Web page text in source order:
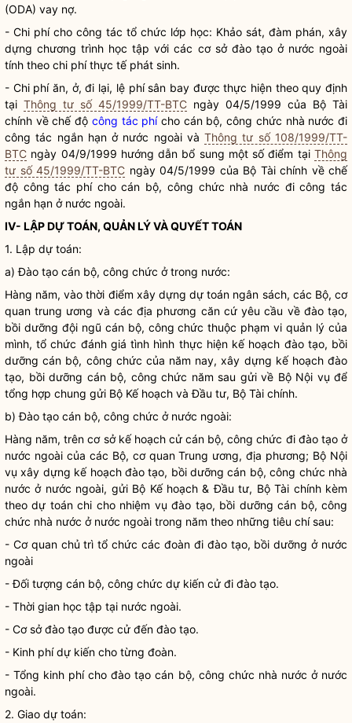
(ODA) vay nợ.
- Chi phícho công tác tổ chức lớp học: Khảo sát, đàm phán, xây
dựng chương trình học tập với các cơ sở đào tạo ở nước ngoài
tính theo chi phíthực tế phát sinh.
- Chi phíăn, ở, đi lại, lệ phí sân bay được thực hiện theo quy định
tại Thông tư số 45/1999/TT-BTC ngày 04/5/1999 của Bộ Tài
chính về chế độ công tác phícho cán bộ, công chức nhà nước đi
công tác ngắn hạn ở nước ngoài vàThông tư số 108/1999/TT-
BTC ngày 04/9/1999 hướng dẫn bổ sung một số điểm tại Thông
tư số 45/1999/TT-BTC ngày 04/5/1999 của Bộ Tài chính về chế
độ công tác phícho cán bộ, công chức nhà nước đi công tác
ngắn hạn ở nước ngoài.
IV- LẬP DỰ TOÁN, QUẢN LÝ VÀ QUYẾT TOÁN
1. Lập dự toán:
a) Đào tạo cán bộ, công chức ở trong nước:
Hàng năm, vào thời điểm xây dựng dự toán ngân sách, các Bộ, cơ
quan trung ương và các địa phương căn cứ yêu cầu về đào tạo,
bồi dưỡng đội ngũ cán bộ, công chức thuộc phạm vi quản lý của
mình, tổ chức đánh giá tình hình thực hiện kế hoạch đào tạo, bồi
dưỡng cán bộ, công chức của năm nay, xây dựng kế hoạch đào
tạo, bồi dưỡng cán bộ, công chức năm sau gửi về Bộ Nội vụ để
tổng hợp chung gửi Bộ Kế hoạch và Đầu tư, Bộ Tài chính.
b) Đào tạo cán bộ, công chức ở nước ngoài:
Hàng năm, trên cơ sở kế hoạch cử cán bộ, công chức đi đào tạo ở
nước ngoài của các Bộ, cơ quan Trung ương, địa phương; Bộ Nội
vụ xây dựng kế hoạch đào tạo, bồi dưỡng cán bộ, công chức nhà
nước ở nước ngoài, gửi Bộ Kế hoạch & Đầu tư, Bộ Tài chính kèm
theo dự toán chi cho nhiệm vụ đào tạo, bồi dưỡng cán bộ, công
chức nhà nước ở nước ngoài trong năm theo những tiêu chí sau:
- Cơ quan chủ trì tổ chức các đoàn đi đào tạo, bồi dưỡng ở nước
ngoài
- Đối tượng cán bộ, công chức dự kiến cử đi đào tạo.
- Thời gian học tập tại nước ngoài.
- Cơ sở đào tạo được cử đến đào tạo.
- Kinh phí dự kiến cho từng đoàn.
- Tổng kinh phí cho đào tạo cán bộ, công chức nhà nước ở nước
ngoài.
2. Giao dự toán: